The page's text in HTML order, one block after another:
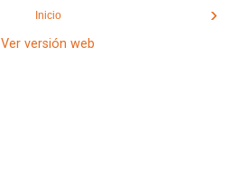
›
Inicio
Ver versión web